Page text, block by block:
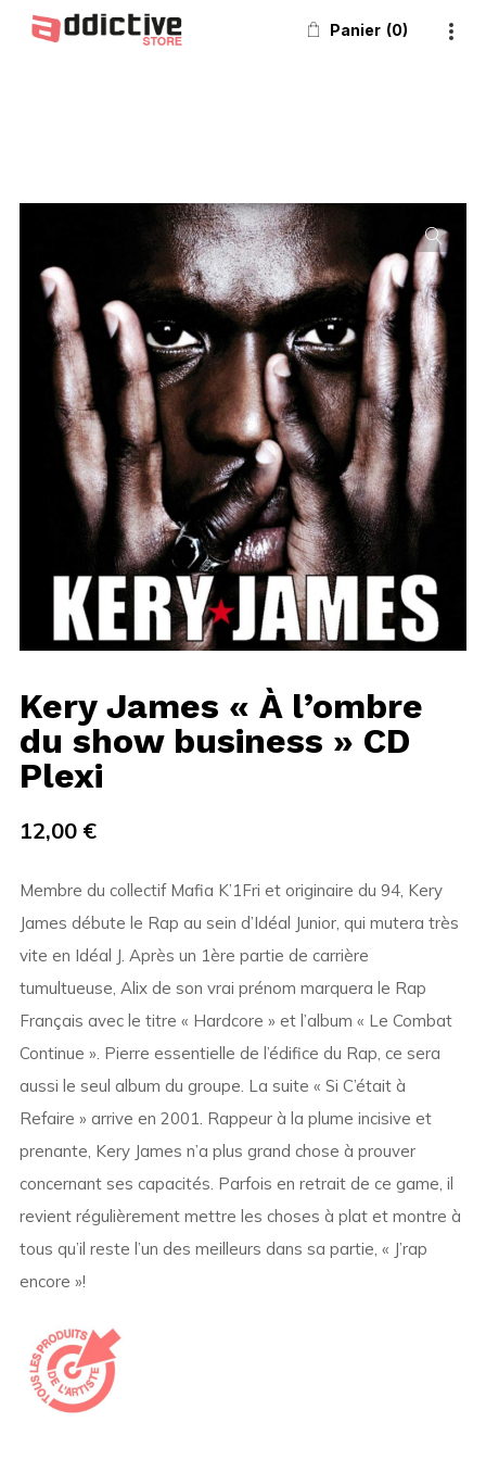
Panier 0
Kery James « À l’ombre
du show business » CD
Plexi
12,00 €
Membre du collectif Mafia K’1Fri et originaire du 94, Kery
James débute le Rap au sein d’Idéal Junior, qui mutera très
vite en Idéal J. Après un 1ère partie de carrière
tumultueuse, Alix de son vrai prénom marquera le Rap
Français avec le titre « Hardcore » et l’album « Le Combat
Continue ». Pierre essentielle de l’édifice du Rap, ce sera
aussi le seul album du groupe. La suite « Si C’était à
Refaire » arrive en 2001. Rappeur à la plume incisive et
prenante, Kery James n’a plus grand chose à prouver
concernant ses capacités. Parfois en retrait de ce game, il
revient régulièrement mettre les choses à plat et montre à
tous qu’il reste l’un des meilleurs dans sa partie, « J’rap
encore »!